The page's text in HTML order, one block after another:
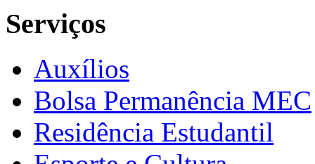
Serviços
Auxílios
Bolsa Permanência MEC
Residência Estudantil